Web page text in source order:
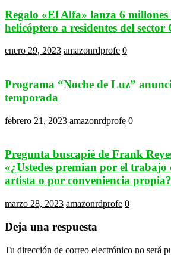
Regalo «El Alfa» lanza 6 millones
helicóptero a residentes del sector
enero 29, 2023 amazonrdprofe 0
Programa “Noche de Luz”
temporada
febrero 21, 2023 amazonrdprofe 0
Pregunta buscapié de Frank
«¿Ustedes premian por el trabajo
artista o por conveniencia
marzo 28, 2023 amazonrdprofe 0
Deja una respuesta
Tu dirección de correo electrónico no será